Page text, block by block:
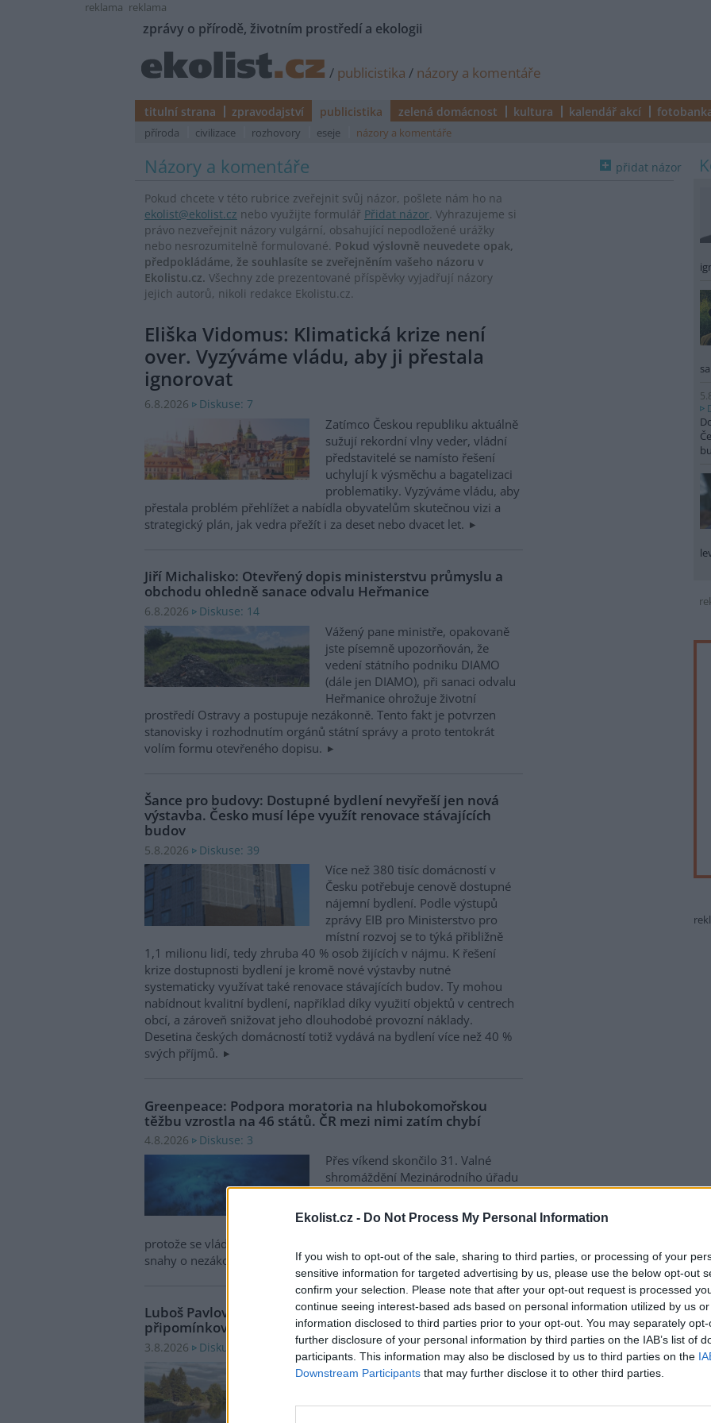
Ekolist.cz - Do Not Process My Personal Information
If you wish to opt-out of the sale, sharing to third parties, or processing of your
sensitive information for targeted advertising by us, please use the below opt-out
confirm your selection. Please note that after your opt-out request is processed
continue seeing interest-based ads based on personal information utilized by us
information disclosed to third parties prior to your opt-out. You may separately
further disclosure of your personal information by third parties on the IAB’s list of
participants. This information may also be disclosed by us to third parties on the
Downstream Participants that may further disclose it to other third parties.
reklama reklama
zprávy o přírodě, životním prostředí a ekologii
/ publicistika / názory a komentáře
titulní strana zpravodajství publicistika zelená domácnost kultura kalendář akcí
příroda civilizace rozhovory eseje názory a komentáře
přidat názor
Názory a komentáře
Pokud chcete v této rubrice zveřejnit svůj názor, pošlete nám ho na
ekolist@ekolist.cz nebo využijte formulář Přidat názor. Vyhrazujeme si
právo nezveřejnit názory vulgární, obsahující nepodložené urážky
nebo nesrozumitelně formulované. Pokud výslovně neuvedete opak,
předpokládáme, že souhlasíte se zveřejněním vašeho názoru v
Ekolistu.cz. Všechny zde prezentované příspěvky vyjadřují názory
jejich autorů, nikoli redakce Ekolistu.cz.
Eliška Vidomus: Klimatická krize není
over. Vyzýváme vládu, aby ji přestala
ignorovat
6.8.2026 Diskuse: 7
Zatímco Českou republiku aktuálně
sužují rekordní vlny veder, vládní
představitelé se namísto řešení
uchylují k výsměchu a bagatelizaci
problematiky. Vyzýváme vládu, aby
přestala problém přehlížet a nabídla obyvatelům skutečnou vizi a
strategický plán, jak vedra přežít i za deset nebo dvacet let.
Jiří Michalisko: Otevřený dopis ministerstvu průmyslu a
obchodu ohledně sanace odvalu Heřmanice
6.8.2026 Diskuse: 14
Vážený pane ministře, opakovaně
jste písemně upozorňován, že
vedení státního podniku DIAMO
(dále jen DIAMO), při sanaci odvalu
Heřmanice ohrožuje životní
prostředí Ostravy a postupuje nezákonně. Tento fakt je potvrzen
stanovisky i rozhodnutím orgánů státní správy a proto tentokrát
volím formu otevřeného dopisu.
Šance pro budovy: Dostupné bydlení nevyřeší jen nová
výstavba. Česko musí lépe využít renovace stávajících
budov
5.8.2026 Diskuse: 39
Více než 380 tisíc domácností v
Česku potřebuje cenově dostupné
nájemní bydlení. Podle výstupů
zprávy EIB pro Ministerstvo pro
místní rozvoj se to týká přibližně
1,1 milionu lidí, tedy zhruba 40 % osob žijících v nájmu. K řešení
krize dostupnosti bydlení je kromě nové výstavby nutné
systematicky využívat také renovace stávajících budov. Ty mohou
nabídnout kvalitní bydlení, například díky využití objektů v centrech
obcí, a zároveň snižovat jeho dlouhodobé provozní náklady.
Desetina českých domácností totiž vydává na bydlení více než 40 %
svých příjmů.
Greenpeace: Podpora moratoria na hlubokomořskou
těžbu vzrostla na 46 států. ČR mezi nimi zatím chybí
4.8.2026 Diskuse: 3
Přes víkend skončilo 31. Valné
shromáždění Mezinárodního úřadu
pro mořské dno (ISA), kde měla své
zastoupení i Česká republika.
Zasedání skončilo zklamáním,
protože se vládám členských států nepodařilo jasně deklarovat, že
snahy o nezákonnou hlubinnou těžbu nebudou tolerovány.
Luboš Pavlovič: Veřejnost může do poloviny srpna
připomínkovat plavební kanál u Přelouče
3.8.2026 Diskuse: 16
Ministerstvo životního prostředí
oznámilo 14. července 2026